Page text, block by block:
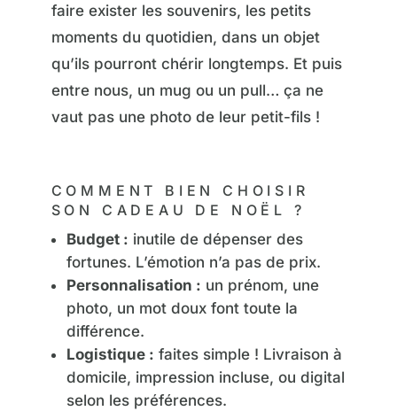
faire exister les souvenirs, les petits
moments du quotidien, dans un objet
qu’ils pourront chérir longtemps. Et puis
entre nous, un mug ou un pull… ça ne
vaut pas une photo de leur petit-fils !
COMMENT BIEN CHOISIR
SON CADEAU DE NOËL ?
Budget : inutile de dépenser des
fortunes. L’émotion n’a pas de prix.
Personnalisation : un prénom, une
photo, un mot doux font toute la
différence.
Logistique : faites simple ! Livraison à
domicile, impression incluse, ou digital
selon les préférences.